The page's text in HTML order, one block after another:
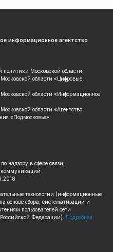
информационное агентство
Московской области
области «Цифровые
области «Информационное
области «Агентство
«Подмосковье»
надзору в сфере связи,
коммуникаций
технологии (информационные
основе сбора, систематизации и
пользователей сети
Федерации). Подробная